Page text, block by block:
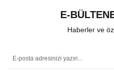
E-
Haberler ve